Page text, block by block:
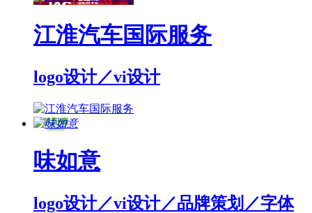
江淮汽车国际服务
logo设计／vi设计
味如意
logo设计／vi设计／品牌策划／字体